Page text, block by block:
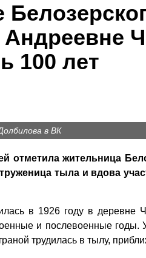
100 лет
в ВК
отметила жительница
тыла и вдова
в 1926 году в деревне
и послевоенные годы.
трудилась в тылу,